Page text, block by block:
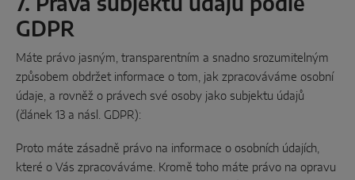
7. Práva subjektu údajů podle
GDPR
Máte právo jasným, transparentním a snadno srozumitelným
způsobem obdržet informace o tom, jak zpracováváme osobní
údaje, a rovněž o právech své osoby jako subjektu údajů
(článek 13 a násl. GDPR):
Proto máte zásadně právo na informace o osobních údajích,
které o Vás zpracováváme. Kromě toho máte právo na opravu